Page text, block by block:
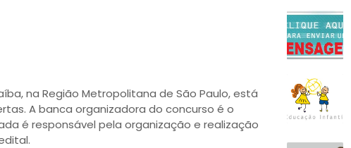
na Região Metropolitana de São Paulo, está
A banca organizadora do concurso é o
é responsável pela organização e realização